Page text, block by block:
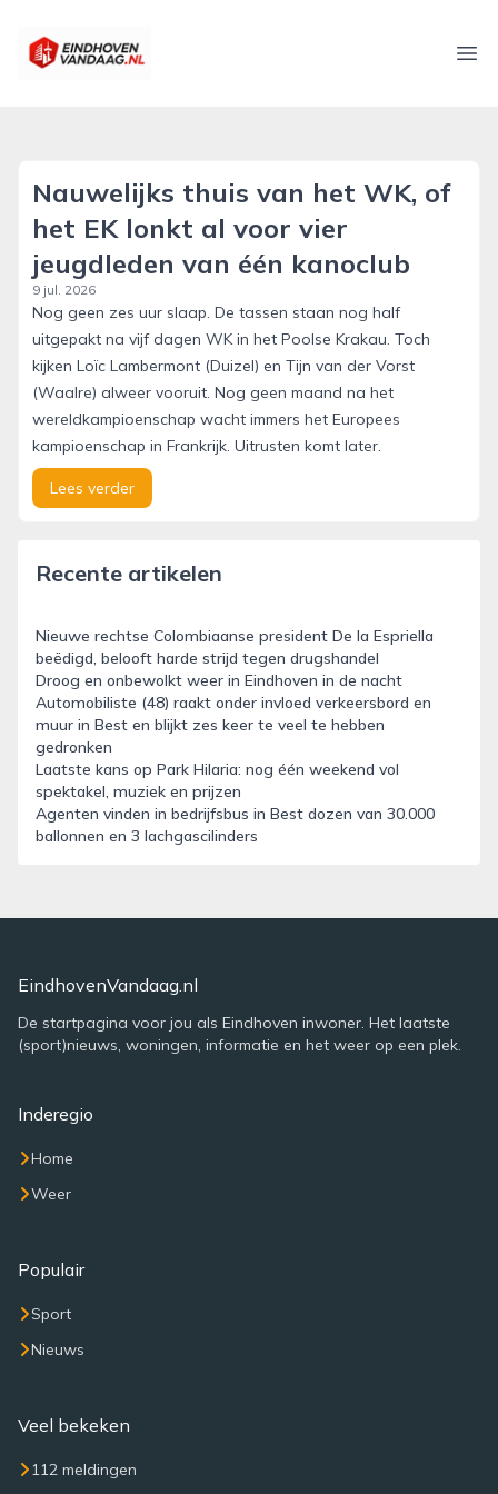
eindhovenvandaag.nl
Nauwelijks thuis van het WK, of
het EK lonkt al voor vier
jeugdleden van één kanoclub
9 jul. 2026
Nog geen zes uur slaap. De tassen staan nog half
uitgepakt na vijf dagen WK in het Poolse Krakau. Toch
kijken Loïc Lambermont (Duizel) en Tijn van der Vorst
(Waalre) alweer vooruit. Nog geen maand na het
wereldkampioenschap wacht immers het Europees
kampioenschap in Frankrijk. Uitrusten komt later.
Lees verder
Recente artikelen
Nieuwe rechtse Colombiaanse president De la Espriella
beëdigd, belooft harde strijd tegen drugshandel
Droog en onbewolkt weer in Eindhoven in de nacht
Automobiliste (48) raakt onder invloed verkeersbord en
muur in Best en blijkt zes keer te veel te hebben
gedronken
Laatste kans op Park Hilaria: nog één weekend vol
spektakel, muziek en prijzen
Agenten vinden in bedrijfsbus in Best dozen van 30.000
ballonnen en 3 lachgascilinders
EindhovenVandaag.nl
De startpagina voor jou als Eindhoven inwoner. Het laatste
(sport)nieuws, woningen, informatie en het weer op een plek.
Inderegio
Home
Weer
Populair
Sport
Nieuws
Veel bekeken
112 meldingen